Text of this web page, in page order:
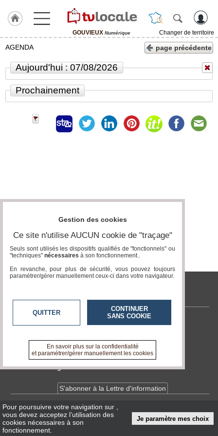
GOUVIEUX Numérique
Changer de territoire
J'adhère
ACCUEIL
GOUVIEUX
Gazette
Médias
groupe
Blogs
Prémium
annuaire
Accès
AGENDA page précédente
Aujourd'hui : 07/08/2026
Prochainement
tvlocale.fr
Contactez-nous
A propos de tvlocale.fr
Devenir délégué
S'abonner à la Lettre d'information
InfosCNIL/RGPD
Conditions Générales d'Utilisation
Pour poursuivre votre navigation sur
vous devez acceptez l’utilisation des
cookies nécessaires à son
fonctionnement.
Je paramètre mes choix
Gestion des cookies
Ce site n'utilise AUCUN cookie de "traçage"
Seuls sont utilisés les dispositifs qualifiés de "fonctionnels" ou
"techniques" nécessaires à son fonctionnement..
En revanche, pour plus de sécurité, vous pouvez toujours
paramétrer/gérer manuellement ceux-ci dans votre navigateur.
QUITTER
CONTINUER
SANS COOKIE
En savoir plus sur la confidentialité
et paramétrer/gérer manuellement les cookies